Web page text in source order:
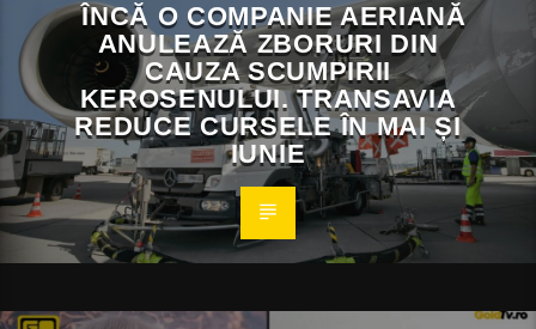
ÎNCĂ O COMPANIE AERIANĂ
ANULEAZĂ ZBORURI DIN
CAUZA SCUMPIRII
KEROSENULUI. TRANSAVIA
REDUCE CURSELE ÎN MAI ȘI
IUNIE